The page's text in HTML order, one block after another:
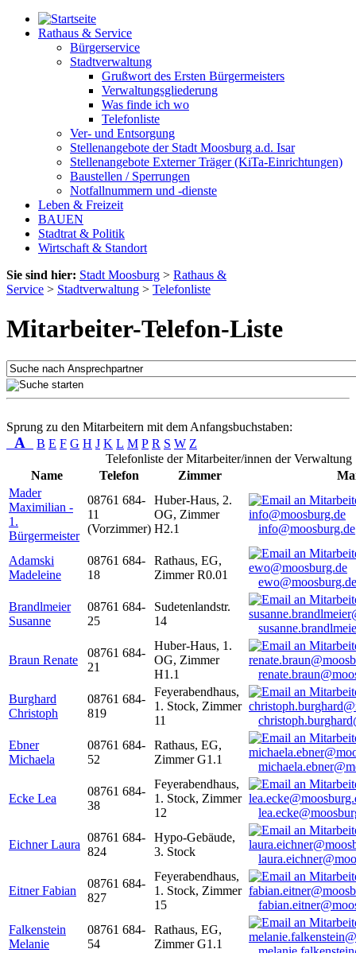
Rathaus & Service
Bürgerservice
Stadtverwaltung
Grußwort des Ersten Bürgermeisters
Verwaltungsgliederung
Was finde ich wo
Telefonliste
Ver- und Entsorgung
Stellenangebote der Stadt Moosburg a.d. Isar
Stellenangebote Externer Träger (KiTa-Einrichtungen)
Baustellen / Sperrungen
Notfallnummern und -dienste
Leben & Freizeit
BAUEN
Stadtrat & Politik
Wirtschaft & Standort
Sie sind hier: Stadt Moosburg > Rathaus &
Service > Stadtverwaltung > Telefonliste
Mitarbeiter-Telefon-Liste
Sprung zu den Mitarbeitern mit dem Anfangsbuchstaben:
A B E F G H J K L M P R S W Z
Telefonliste der Mitarbeiter/innen der Verwaltung
Name
Telefon Zimmer
Mader
Maximilian -
1.
Bürgermeister
08761 684-
11
(Vorzimmer)
Huber-Haus, 2.
OG, Zimmer
H2.1
info@moosburg.de
Adamski
Madeleine
08761 684-
18
Rathaus, EG,
Zimmer R0.01
ewo@moosburg.de
Brandlmeier
Susanne
08761 684-
25
Sudetenlandstr.
14
Braun Renate
08761 684-
21
Huber-Haus, 1.
OG, Zimmer
H1.1
Burghard
Christoph
08761 684-
819
Feyerabendhaus,
1. Stock, Zimmer
11
Ebner
Michaela
08761 684-
52
Rathaus, EG,
Zimmer G1.1
Ecke Lea
08761 684-
38
Feyerabendhaus,
1. Stock, Zimmer
12
Eichner Laura
08761 684-
824
Hypo-Gebäude,
3. Stock
Eitner Fabian
08761 684-
827
Feyerabendhaus,
1. Stock, Zimmer
15
Falkenstein
Melanie
08761 684-
54
Rathaus, EG,
Zimmer G1.1